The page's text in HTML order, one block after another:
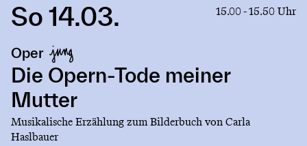
Link
Die
Opern-
Tode
meiner
Mutter
So 14.03. 15.00 - 15.50 Uhr
Oper
Die Opern-Tode meiner
Mutter
Musikalische Erzählung zum Bilderbuch von Carla
Haslbauer